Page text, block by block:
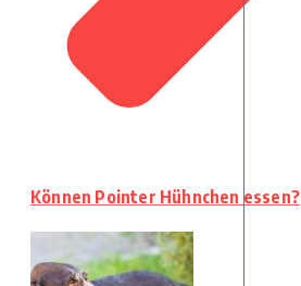
Können Pointer Hühnchen essen?